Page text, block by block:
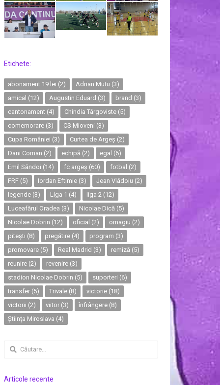
Etichete:
abonament 19 lei (2) Adrian Mutu (3)
amical (12) Augustin Eduard (3) brand (3)
cantonament (4) Chindia Târgoviste (5)
comemorare (3) CS Mioveni (3)
Cupa României (3) Curtea de Argeș (2)
Dani Coman (2) echipă (2) egal (6)
Emil Săndoi (14) fc argeș (60) fotbal (2)
FRF (5) Iordan Eftimie (3) Jean Vlădoiu (2)
legende (3) Liga 1 (4) liga 2 (12)
Luceafărul Oradea (3) Nicolae Dică (5)
Nicolae Dobrin (12) oficial (2) omagiu (2)
pitești (8) pregătire (4) program (3)
promovare (5) Real Madrid (3) remiză (5)
reunire (2) revenire (3)
stadion Nicolae Dobrin (5) suporteri (6)
transfer (5) Trivale (8) victorie (18)
victorii (2) viitor (3) înfrângere (8)
Știința Miroslava (4)
Caută
după:
Articole recente